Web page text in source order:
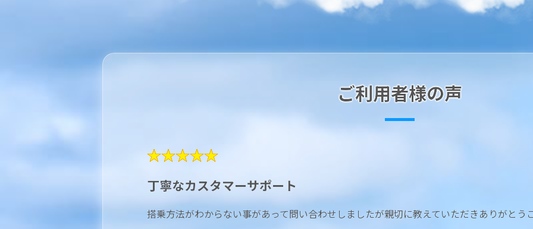
ご利用者様の声
★★★★★
丁寧なカスタマーサポート
搭乗方法がわからない事があって問い合わせしましたが親切に教えていただきありがとう